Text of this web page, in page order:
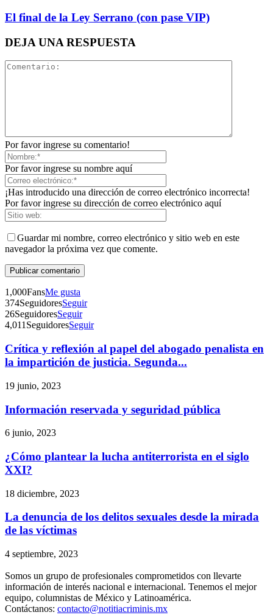
El final de la Ley Serrano (con pase VIP)
DEJA UNA RESPUESTA
Por favor ingrese su comentario!
Por favor ingrese su nombre aquí
¡Has introducido una dirección de correo electrónico incorrecta!
Por favor ingrese su dirección de correo electrónico aquí
Guardar mi nombre, correo electrónico y sitio web en este
navegador la próxima vez que comente.
1,000FansMe gusta
374SeguidoresSeguir
26SeguidoresSeguir
4,011 SeguidoresSeguir
Crítica y reflexión al papel del abogado penalista en
la impartición de justicia. Segunda...
19 junio, 2023
Información reservada y seguridad pública
6 junio, 2023
¿Cómo plantear la lucha antiterrorista en el siglo
XXI?
18 diciembre, 2023
La denuncia de los delitos sexuales desde la mirada
de las víctimas
4 septiembre, 2023
Somos un grupo de profesionales comprometidos con llevarte
información de interés nacional e internacional. Tenemos el mejor
equipo, columnistas de México y Latinoamérica.
Contáctanos: contacto@notitiacriminis.mx